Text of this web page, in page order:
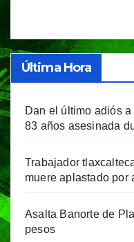
Última Hora
Dan el último adiós
83 años asesinada
Trabajador
muere aplastado por
Asalta Banorte de
pesos